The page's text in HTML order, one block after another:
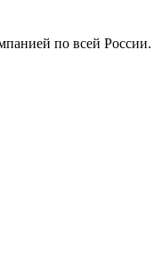
по всей России.